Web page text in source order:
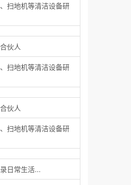
扫地机等清洁设备研
伙人
扫地机等清洁设备研
伙人
扫地机等清洁设备研
日常生活...